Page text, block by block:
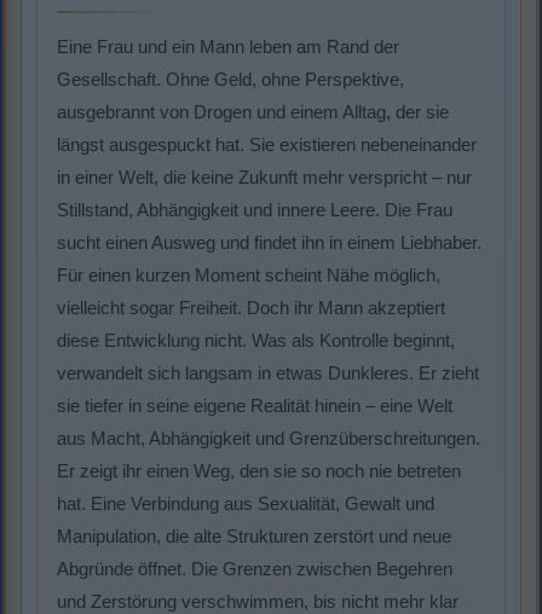
Eine Frau und ein Mann leben am Rand der
Gesellschaft. Ohne Geld, ohne Perspektive,
ausgebrannt von Drogen und einem Alltag, der sie
längst ausgespuckt hat. Sie existieren nebeneinander
in einer Welt, die keine Zukunft mehr verspricht – nur
Stillstand, Abhängigkeit und innere Leere. Die Frau
sucht einen Ausweg und findet ihn in einem Liebhaber.
Für einen kurzen Moment scheint Nähe möglich,
vielleicht sogar Freiheit. Doch ihr Mann akzeptiert
diese Entwicklung nicht. Was als Kontrolle beginnt,
verwandelt sich langsam in etwas Dunkleres. Er zieht
sie tiefer in seine eigene Realität hinein – eine Welt
aus Macht, Abhängigkeit und Grenzüberschreitungen.
Er zeigt ihr einen Weg, den sie so noch nie betreten
hat. Eine Verbindung aus Sexualität, Gewalt und
Manipulation, die alte Strukturen zerstört und neue
Abgründe öffnet. Die Grenzen zwischen Begehren
und Zerstörung verschwimmen, bis nicht mehr klar